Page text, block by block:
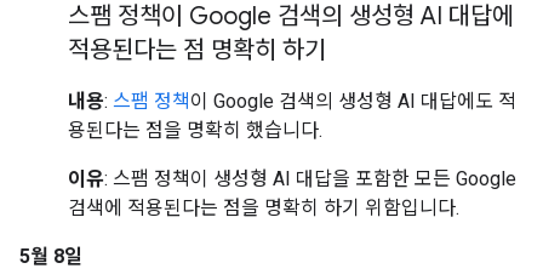
스팸 정책이 Google 검색의 생성형 AI 대답에
적용된다는 점 명확히 하기
내용: 스팸 정책 이 Google 검색의 생성형 AI 대답에도 적
용된다는 점을 명확히 했습니다.
이유: 스팸 정책이 생성형 AI 대답을 포함한 모든 Google
검색에 적용된다는 점을 명확히 하기 위함입니다.
5월 8일